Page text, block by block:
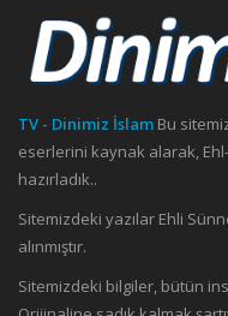
TV - Dinimiz İslam Bu
eserlerini kaynak alarak,
hazırladık..
Sitemizdeki yazılar Ehli
alınmıştır.
Sitemizdeki bilgiler, bütün